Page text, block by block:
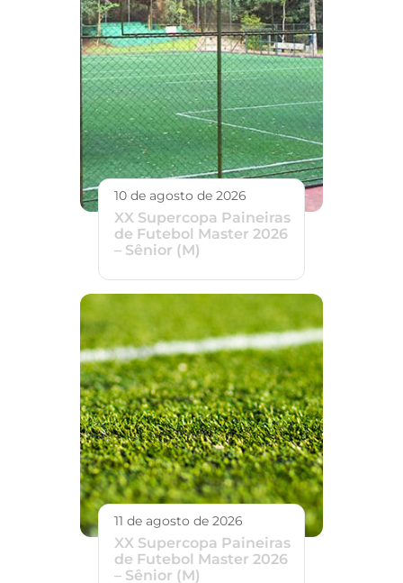
10 de agosto de 2026
XX Supercopa Paineiras
de Futebol Master 2026
– Sênior (M)
11 de agosto de 2026
XX Supercopa Paineiras
de Futebol Master 2026
– Sênior (M)